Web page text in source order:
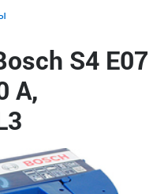
S4 E07
А,